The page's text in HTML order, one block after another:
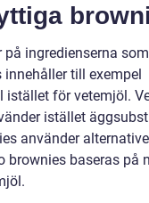
ingredienserna som
till exempel
istället för vetemjöl.
istället
använder
brownies baseras på